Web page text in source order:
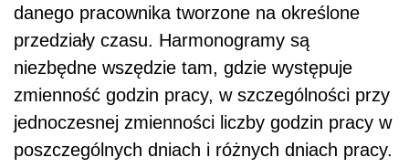
danego pracownika tworzone na określone
przedziały czasu. Harmonogramy są
niezbędne wszędzie tam, gdzie występuje
zmienność godzin pracy, w szczególności przy
jednoczesnej zmienności liczby godzin pracy w
poszczególnych dniach i różnych dniach pracy.